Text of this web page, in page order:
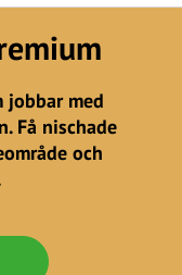
jobbar med
Få nischade
och